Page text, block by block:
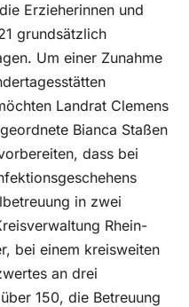
Erzieherinnen und
grundsätzlich
Um einer Zunahme
Landrat Clemens
Bianca Staßen
dass bei
in zwei
Rhein-
bei einem kreisweiten
an drei
150, die Betreuung